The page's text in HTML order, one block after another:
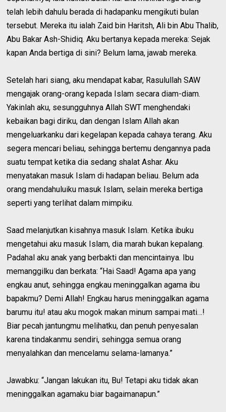
telah lebih dahulu berada di hadapanku mengikuti bulan
tersebut. Mereka itu ialah Zaid bin Haritsh, Ali bin Abu Thalib,
Abu Bakar Ash-Shidiq. Aku bertanya kepada mereka: Sejak
kapan Anda bertiga di sini? Belum lama, jawab mereka.
Setelah hari siang, aku mendapat kabar, Rasulullah SAW
mengajak orang-orang kepada Islam secara diam-diam.
Yakinlah aku, sesungguhnya Allah SWT menghendaki
kebaikan bagi diriku, dan dengan Islam Allah akan
mengeluarkanku dari kegelapan kepada cahaya terang. Aku
segera mencari beliau, sehingga bertemu dengannya pada
suatu tempat ketika dia sedang shalat Ashar. Aku
menyatakan masuk Islam di hadapan beliau. Belum ada
orang mendahuluiku masuk Islam, selain mereka bertiga
seperti yang terlihat dalam mimpiku.
Saad melanjutkan kisahnya masuk Islam. Ketika ibuku
mengetahui aku masuk Islam, dia marah bukan kepalang.
Padahal aku anak yang berbakti dan mencintainya. Ibu
memanggilku dan berkata: “Hai Saad! Agama apa yang
engkau anut, sehingga engkau meninggalkan agama ibu
bapakmu? Demi Allah! Engkau harus meninggalkan agama
barumu itu! atau aku mogok makan minum sampai mati…!
Biar pecah jantungmu melihatku, dan penuh penyesalan
karena tindakanmu sendiri, sehingga semua orang
menyalahkan dan mencelamu selama-lamanya.”
Jawabku: “Jangan lakukan itu, Bu! Tetapi aku tidak akan
meninggalkan agamaku biar bagaimanapun.”